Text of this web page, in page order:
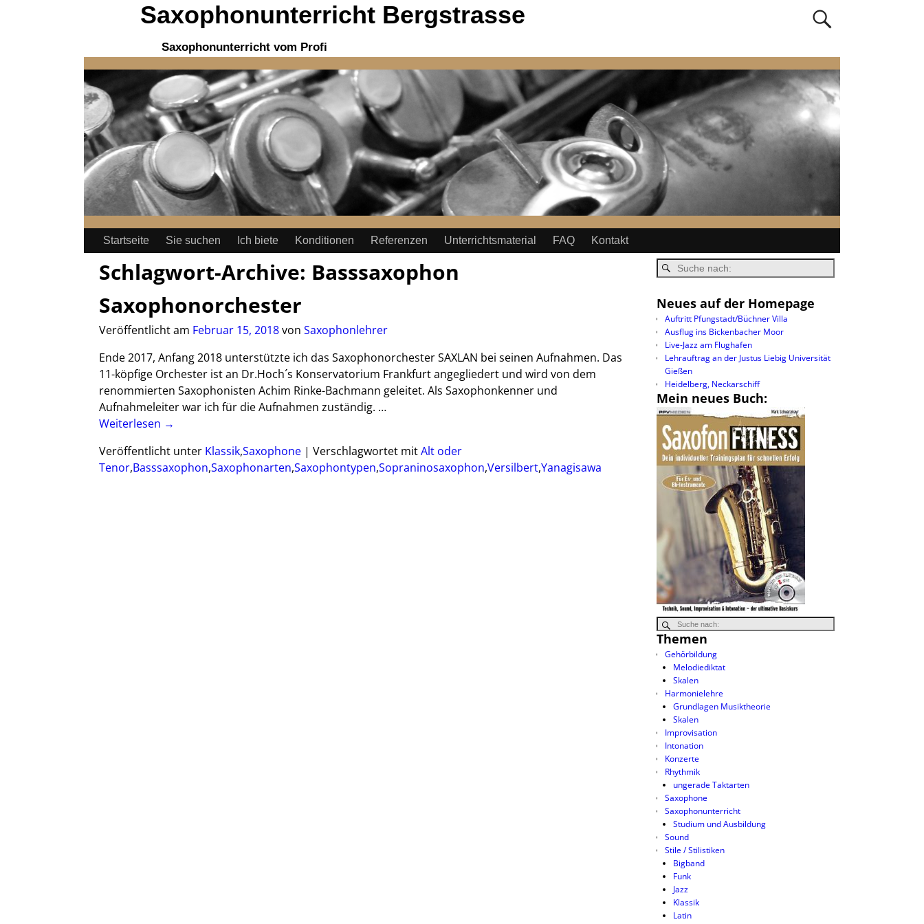
Saxophonunterricht Bergstrasse
Saxophonunterricht vom Profi
Startseite Sie suchen Ich biete Konditionen Referenzen Unterrichtsmaterial FAQ Kontakt
Schlagwort-Archive: Basssaxophon
Saxophonorchester
Veröffentlicht am Februar 15, 2018von Saxophonlehrer
Ende 2017, Anfang 2018 unterstützte ich das Saxophonorchester SAXLAN bei seinen Aufnahmen. Das
11-köpfige Orchester ist an Dr.Hoch´s Konservatorium Frankfurt angegliedert und wird von dem
renommierten Saxophonisten Achim Rinke-Bachmann geleitet. Als Saxophonkenner und
Aufnahmeleiter war ich für die Aufnahmen zuständig. …
Weiterlesen →
Veröffentlicht unter Klassik,Saxophone | Verschlagwortet mitAlt oder
Tenor,Basssaxophon,Saxophonarten,Saxophontypen,Sopraninosaxophon,Versilbert,Yanagisawa
Neues auf der Homepage
Auftritt Pfungstadt/Büchner Villa
Ausflug ins Bickenbacher Moor
Live-Jazz am Flughafen
Lehrauftrag an der Justus Liebig Universität
Gießen
Heidelberg, Neckarschiff
Mein neues Buch:
Themen
Gehörbildung
Melodiediktat
Skalen
Harmonielehre
Grundlagen Musiktheorie
Skalen
Improvisation
Intonation
Konzerte
Rhythmik
ungerade Taktarten
Saxophone
Saxophonunterricht
Studium und Ausbildung
Sound
Stile / Stilistiken
Bigband
Funk
Jazz
Klassik
Latin